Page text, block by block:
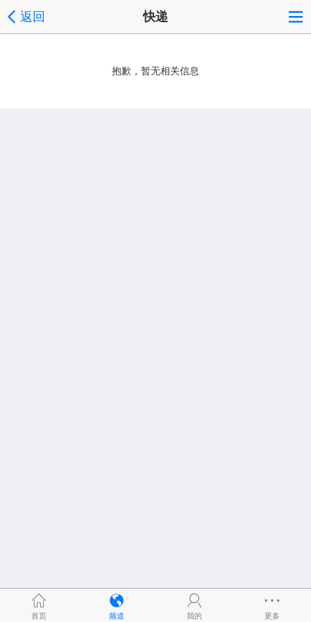
返回 快递
抱歉，暂无相关信息
首页 频道 我的 更多